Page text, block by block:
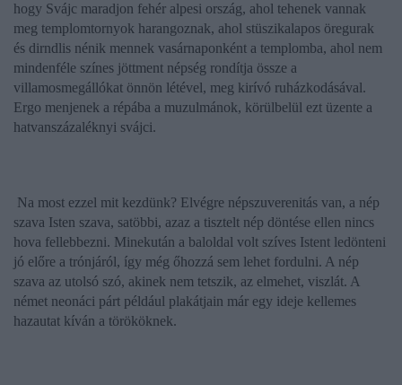
hogy Svájc maradjon fehér alpesi ország, ahol tehenek vannak
meg templomtornyok harangoznak, ahol stüszikalapos öregurak
és dirndlis nénik mennek vasárnaponként a templomba, ahol nem
mindenféle színes jöttment népség rondítja össze a
villamosmegállókat önnön létével, meg kirívó ruházkodásával.
Ergo menjenek a répába a muzulmánok, körülbelül ezt üzente a
hatvanszázaléknyi svájci.
Na most ezzel mit kezdünk? Elvégre népszuverenitás van, a nép
szava Isten szava, satöbbi, azaz a tisztelt nép döntése ellen nincs
hova fellebbezni. Minekután a baloldal volt szíves Istent ledönteni
jó előre a trónjáról, így még őhozzá sem lehet fordulni. A nép
szava az utolsó szó, akinek nem tetszik, az elmehet, viszlát. A
német neonáci párt például plakátjain már egy ideje kellemes
hazautat kíván a törököknek.